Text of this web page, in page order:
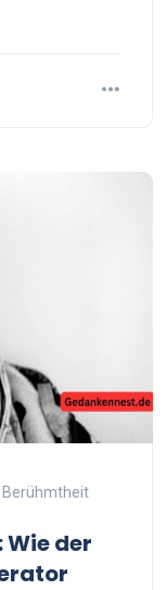
Berühmtheit
Wie der